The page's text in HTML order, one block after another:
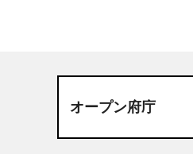
オープン府庁